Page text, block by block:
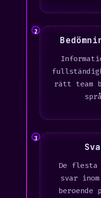
2
rätt team
3
De
svar
beroende